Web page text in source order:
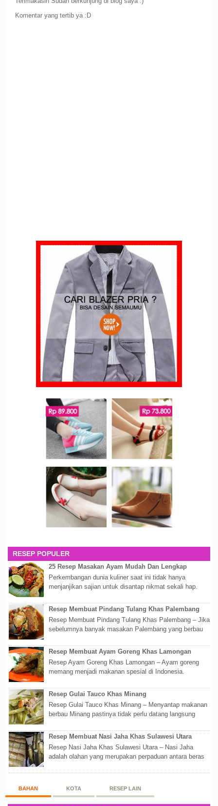
Komentar yang tertib ya :D
RESEP POPULER
25 Resep Masakan Ayam Mudah Dan Lengkap
Perkembangan dunia kuliner saat ini tidak hanya
menjanjikan sajian untuk disantap nikmat sekali hap.
Resep Membuat Pindang Tulang Khas Palembang
Resep Membuat Pindang Tulang Khas Palembang – Jika
sebelumnya banyak masakan Palembang yang berbau
Resep Membuat Ayam Goreng Khas Lamongan
Resep Ayam Goreng Khas Lamongan – Ayam goreng
memang menjadi makanan spesial di Indonesia.
Resep Gulai Tauco Khas Minang
Resep Gulai Tauco Khas Minang – Menyantap makanan
berbau Minang pastinya tidak perlu datang langsung
Resep Membuat Nasi Jaha Khas Sulawesi Utara
Resep Nasi Jaha Khas Sulawesi Utara – Nasi Jaha
adalah olahan yang merupakan perpaduan antara beras
BAHAN KOTA RESEP LAIN